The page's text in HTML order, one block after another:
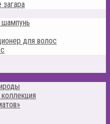
для волос